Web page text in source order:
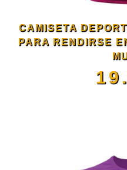
CAMISETA
PARA RENDIRSE